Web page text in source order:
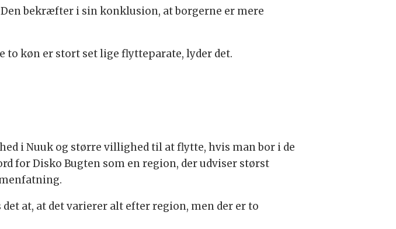
bekræfter i sin konklusion, at borgerne er mere
to køn er stort set lige flytteparate, lyder det.
i Nuuk og større villighed til at flytte, hvis man bor i de
for Disko Bugten som en region, der udviser størst
at, at det varierer alt efter region, men der er to